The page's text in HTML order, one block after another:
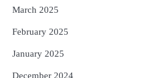
March 2025
February 2025
January 2025
December 2024